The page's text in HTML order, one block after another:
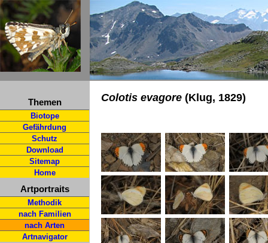
Themen
Biotope
Gefährdung
Schutz
Download
Sitemap
Home
Artportraits
Methodik
nach Familien
nach Arten
Artnavigator
Colotis evagore (Klug, 1829)